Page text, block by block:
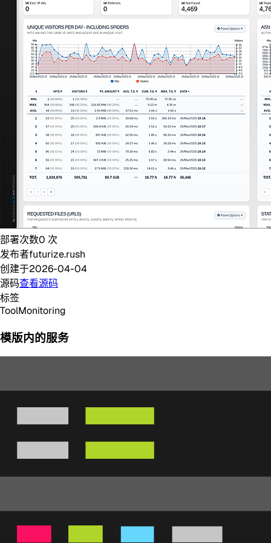
部署次数0 次
发布者futurize.rush
创建于2026-04-04
源码查看源码
标签
ToolMonitoring
模版内的服务